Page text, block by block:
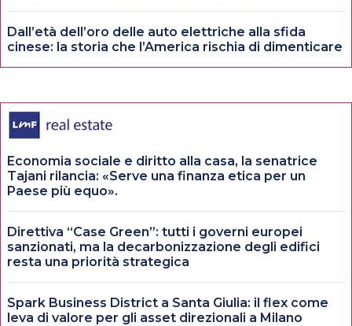
Dall’età dell’oro delle auto elettriche alla sfida
cinese: la storia che l’America rischia di dimenticare
Economia sociale e diritto alla casa, la senatrice
Tajani rilancia: «Serve una finanza etica per un
Paese più equo».
Direttiva “Case Green”: tutti i governi europei
sanzionati, ma la decarbonizzazione degli edifici
resta una priorità strategica
Spark Business District a Santa Giulia: il flex come
leva di valore per gli asset direzionali a Milano